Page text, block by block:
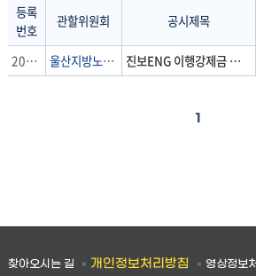
공
시
할
등록
번호
관할위원회 공시제목
2026-11호 울산지방노동위원회 진보ENG 이행강제금 부과결정
1
찾아오시는 길 개인정보처리방침 영상정보